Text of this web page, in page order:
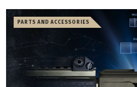
PARTS AND ACCESSORIES